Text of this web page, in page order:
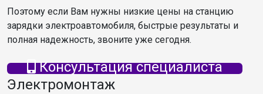
Поэтому если Вам нужны низкие цены на станцию
зарядки электроавтомобиля, быстрые результаты и
полная надежность, звоните уже сегодня.
Консультация специалиста
Электромонтаж